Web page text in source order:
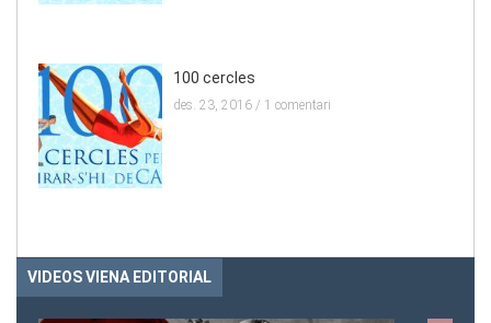
100 cercles
des. 23, 2016 / 1 comentari
VIDEOS VIENA EDITORIAL